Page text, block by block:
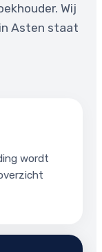
Wij
Asten staat
wordt